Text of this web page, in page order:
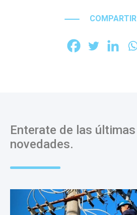
COMPARTIR
Enterate de las últimas
novedades.